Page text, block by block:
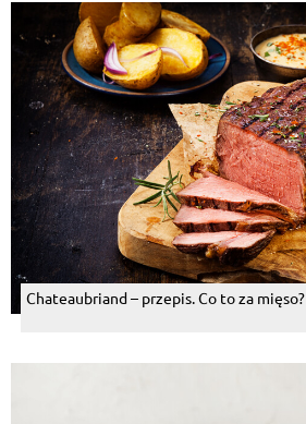
Chateaubriand – przepis. Co to za mięso?